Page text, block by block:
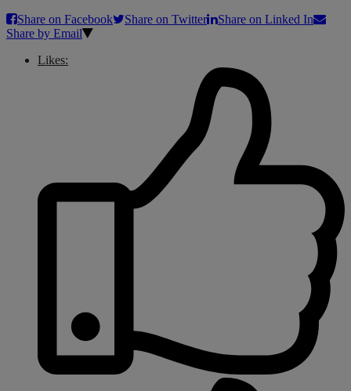
Share on Facebook
Share on Twitter
Share on Linked In
Share by Email
Likes: